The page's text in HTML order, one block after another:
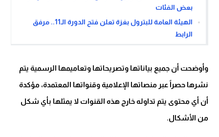
بعض الفئات
الهيئة العامة للبترول بغزة تعلن فتح الدورة الـ11.. مرفق
الرابط
وأوضحت أن جميع بياناتها وتصريحاتها وتعاميمها الرسمية يتم
نشرها حصراً عبر منصاتها الإعلامية وقنواتها المعتمدة، مؤكدة
أن أي محتوى يتم تداوله خارج هذه القنوات لا يمثلها بأي شكل
من الأشكال.